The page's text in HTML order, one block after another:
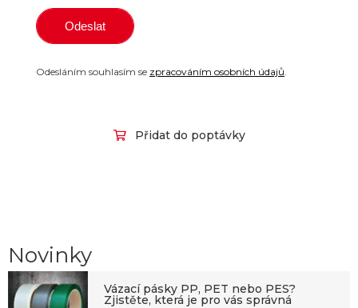
Odesláním souhlasím se zpracováním osobních údajů
Přidat do poptávky
Novinky
Vázací pásky PP, PET nebo PES?
Zjistěte, která je pro vás správná